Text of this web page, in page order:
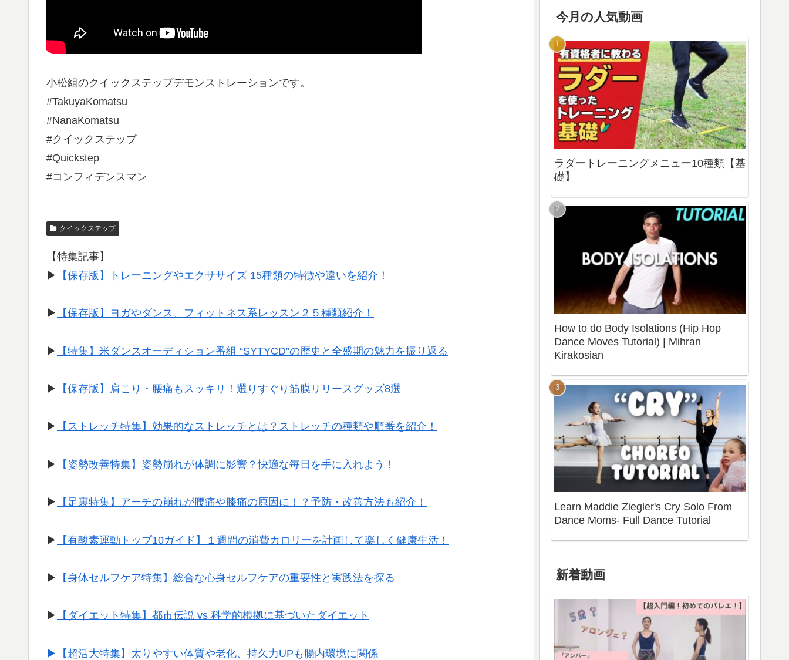
小松組のクイックステップデモンストレーションです。
#TakuyaKomatsu
#NanaKomatsu
#クイックステップ
#Quickstep
#コンフィデンスマン
クイックステップ
【特集記事】
▶︎
【保存版】トレーニングやエクササイズ 15種類の特徴や違いを紹介！
▶︎ 【保存版】ヨガやダンス、フィットネス系レッスン２５種類紹介！
▶︎ 【特集】米ダンスオーディション番組 “SYTYCD”の歴史と全盛期の魅力を振り返る
▶︎ 【保存版】肩こり・腰痛もスッキリ！選りすぐり筋膜リリースグッズ8選
▶︎ 【ストレッチ特集】効果的なストレッチとは？ストレッチの種類や順番を紹介！
▶︎ 【姿勢改善特集】姿勢崩れが体調に影響？快適な毎日を手に入れよう！
▶︎ 【足裏特集】アーチの崩れが腰痛や膝痛の原因に！？予防・改善方法も紹介！
▶︎ 【有酸素運動トップ10ガイド】１週間の消費カロリーを計画して楽しく健康生活！
▶︎ 【身体セルフケア特集】総合な心身セルフケアの重要性と実践法を探る
▶︎ 【ダイエット特集】都市伝説 vs 科学的根拠に基づいたダイエット
▶︎【超活大特集】太りやすい体質や老化、持久力UPも腸内環境に関係
今月の人気動画
ラダートレーニングメニュー10種類【基
礎】
How to do Body Isolations (Hip Hop
Dance Moves Tutorial) | Mihran
Kirakosian
Learn Maddie Ziegler's Cry Solo From
Dance Moms- Full Dance Tutorial
新着動画